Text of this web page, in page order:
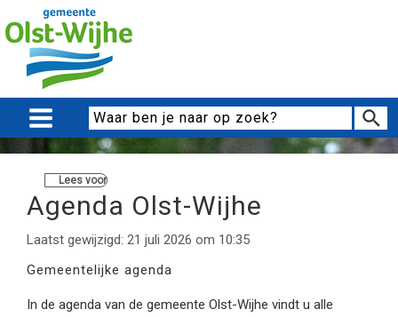
Lees voor
Agenda Olst-Wijhe
Laatst gewijzigd: 21 juli 2026 om 10:35
Gemeentelijke agenda
In de agenda van de gemeente Olst-Wijhe vindt u alle